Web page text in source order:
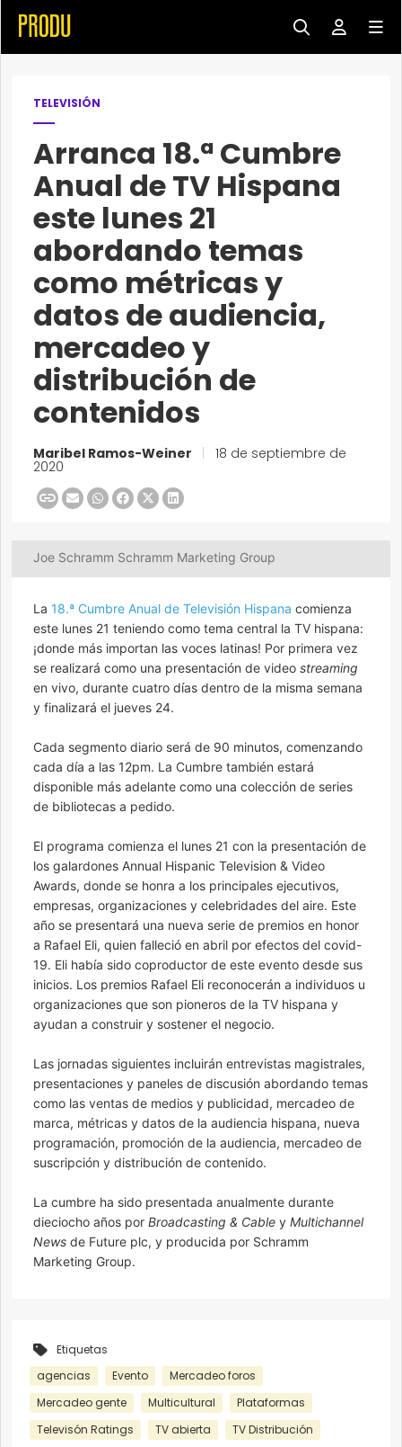
TELEVISIÓN
Arranca 18.ª Cumbre
Anual de TV Hispana
este lunes 21
abordando temas
como métricas y
datos de audiencia,
mercadeo y
distribución de
contenidos
Maribel Ramos-Weiner 18 de septiembre de
2020
Joe Schramm Schramm Marketing Group
La 18.ª Cumbre Anual de Televisión Hispana comienza
este lunes 21 teniendo como tema central la TV hispana:
¡donde más importan las voces latinas! Por primera vez
se realizará como una presentación de video streaming
en vivo, durante cuatro días dentro de la misma semana
y finalizará el jueves 24.
Cada segmento diario será de 90 minutos, comenzando
cada día a las 12pm. La Cumbre también estará
disponible más adelante como una colección de series
de bibliotecas a pedido.
El programa comienza el lunes 21 con la presentación de
los galardones Annual Hispanic Television & Video
Awards, donde se honra a los principales ejecutivos,
empresas, organizaciones y celebridades del aire. Este
año se presentará una nueva serie de premios en honor
a Rafael Eli, quien falleció en abril por efectos del covid-
19. Eli había sido coproductor de este evento desde sus
inicios. Los premios Rafael Eli reconocerán a individuos u
organizaciones que son pioneros de la TV hispana y
ayudan a construir y sostener el negocio.
Las jornadas siguientes incluirán entrevistas magistrales,
presentaciones y paneles de discusión abordando temas
como las ventas de medios y publicidad, mercadeo de
marca, métricas y datos de la audiencia hispana, nueva
programación, promoción de la audiencia, mercadeo de
suscripción y distribución de contenido.
La cumbre ha sido presentada anualmente durante
dieciocho años por Broadcasting & Cable y Multichannel
News de Future plc, y producida por Schramm
Marketing Group.
Etiquetas
agencias
Evento
Mercadeo foros
Mercadeo gente
Multicultural
Plataformas
Televisón Ratings
TV abierta
TV Distribución